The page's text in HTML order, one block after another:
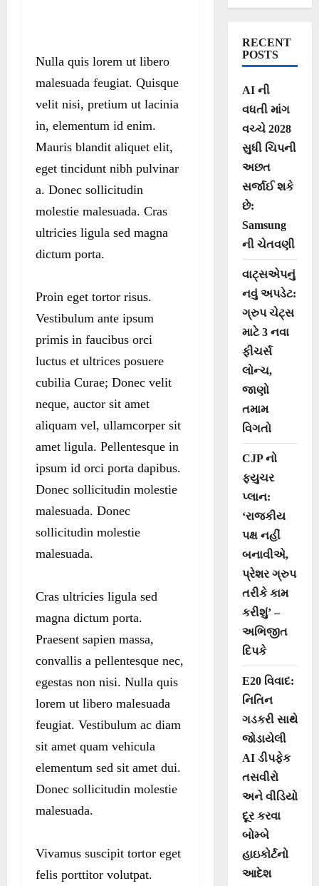
Nulla quis lorem ut libero
malesuada feugiat. Quisque
velit nisi, pretium ut lacinia
in, elementum id enim.
Mauris blandit aliquet elit,
eget tincidunt nibh pulvinar
a. Donec sollicitudin
molestie malesuada. Cras
ultricies ligula sed magna
dictum porta.
Proin eget tortor risus.
Vestibulum ante ipsum
primis in faucibus orci
luctus et ultrices posuere
cubilia Curae; Donec velit
neque, auctor sit amet
aliquam vel, ullamcorper sit
amet ligula. Pellentesque in
ipsum id orci porta dapibus.
Donec sollicitudin molestie
malesuada. Donec
sollicitudin molestie
malesuada.
Cras ultricies ligula sed
magna dictum porta.
Praesent sapien massa,
convallis a pellentesque nec,
egestas non nisi. Nulla quis
lorem ut libero malesuada
feugiat. Vestibulum ac diam
sit amet quam vehicula
elementum sed sit amet dui.
Donec sollicitudin molestie
malesuada.
Vivamus suscipit tortor eget
felis porttitor volutpat.
RECENT
POSTS
AI ની
વધતી માંગ
વચ્ચે 2028
સુધી ચિપની
અછત
સર્જાઈ શકે
છે:
Samsung
ની ચેતવણી
વાટ્સએપનું
નવું અપડેટ:
ગ્રુપ ચેટ્સ
માટે 3 નવા
ફીચર્સ
લોન્ચ,
જાણો
તમામ
વિગતો
CJP નો
ફ્યુચર
પ્લાન:
‘રાજકીય
પક્ષ નહીં
બનાવીએ,
પ્રેશર ગ્રુપ
તરીકે કામ
કરીશું’ –
અભિજીત
દિપકે
E20 વિવાદ:
નિતિન
ગડકરી સાથે
જોડાયેલી
AI ડીપફેક
તસવીરો
અને વીડિયો
દૂર કરવા
બોમ્બે
હાઇકોર્ટનો
આદેશ